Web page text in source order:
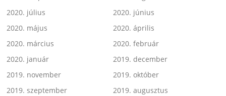
2020. július
2020. június
2020. május
2020. április
2020. március
2020. február
2020. január
2019. december
2019. november
2019. október
2019. szeptember
2019. augusztus